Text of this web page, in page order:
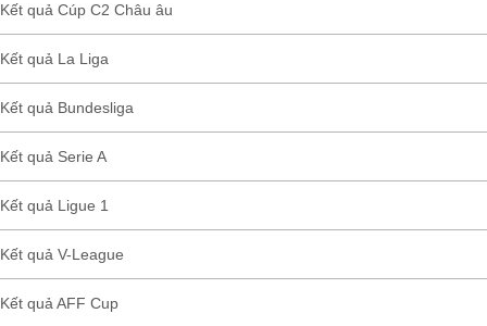
Kết quả Cúp C2 Châu âu
Kết quả La Liga
Kết quả Bundesliga
Kết quả Serie A
Kết quả Ligue 1
Kết quả V-League
Kết quả AFF Cup